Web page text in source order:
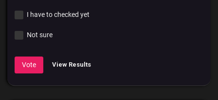
I have to checked yet
Not sure
Vote View Results